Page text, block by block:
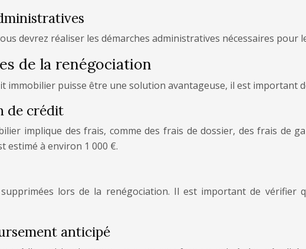
devrez réaliser les démarches administratives nécessaires pour
de la renégociation
immobilier puisse être une solution avantageuse, il est important
de crédit
implique des frais, comme des frais de dossier, des frais de
estimé à environ 1 000 €.
lors de la renégociation. Il est important de vérifier
anticipé